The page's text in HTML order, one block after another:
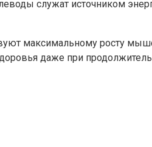
служат источником
максимальному росту
даже при